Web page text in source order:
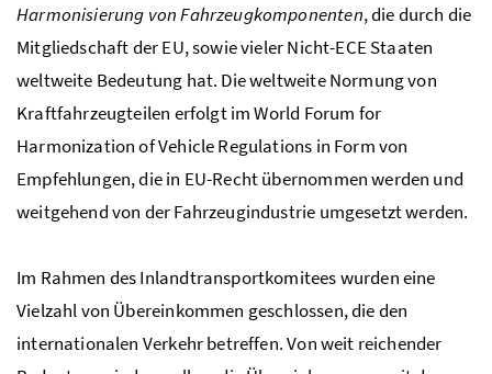
Harmonisierung von Fahrzeugkomponenten, die durch die
Mitgliedschaft der EU, sowie vieler Nicht-ECE Staaten
weltweite Bedeutung hat. Die weltweite Normung von
Kraftfahrzeugteilen erfolgt imWorld Forum for
Harmonization of Vehicle Regulations in Form von
Empfehlungen, die in EU-Recht übernommen werden und
weitgehend von der Fahrzeugindustrie umgesetzt werden.
Im Rahmen des Inlandtransportkomitees wurden eine
Vielzahl von Übereinkommen geschlossen, die den
internationalen Verkehr betreffen. Von weit reichender